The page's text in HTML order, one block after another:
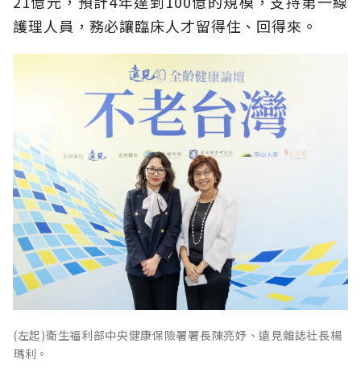
護理人員，務必讓臨床人才留得住、回得來。
(左起)衛生福利部中央健康保險署署長陳亮妤、遠見雜誌社長楊
瑪利。